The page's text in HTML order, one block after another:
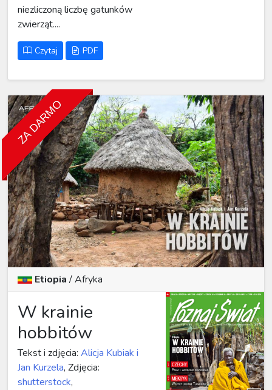
niezliczoną liczbę gatunków
zwierząt....
Czytaj PDF
ZA DARMO
Etiopia/ Afryka
W krainie
hobbitów
Tekst i zdjęcia: Alicja Kubiak i
Jan Kurzela, Zdjęcia:
shutterstock,